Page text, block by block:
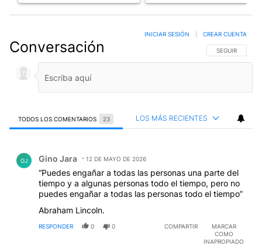
Conversación SIGA ESTA
SEGUIR
INICIAR SESIÓN CREAR CUENTA
TODOS LOS COMENTARIOS 23 LOS MÁS RECIENTES
GJ Gino Jara 12 DE MAYO DE 2026
“Puedes engañar a todas las personas una parte del
tiempo y a algunas personas todo el tiempo, pero no
puedes engañar a todas las personas todo el tiempo”
Abraham Lincoln.
RESPONDER 0 0 COMPARTIR
MARCAR
COMO
INAPROPIADO